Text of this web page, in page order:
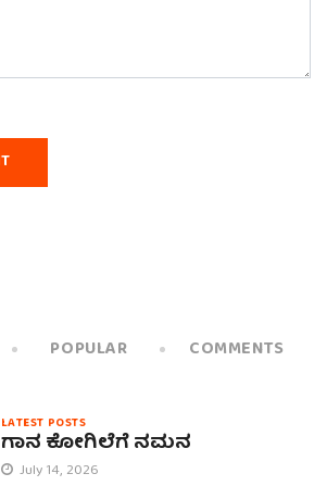
POPULAR COMMENTS
LATEST POSTS
ಗಾನ ಕೋಗಿಲೆಗೆ ನಮನ
July 14, 2026